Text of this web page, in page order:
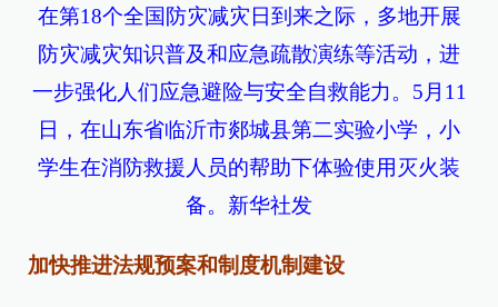
在第18个全国防灾减灾日到来之际，多地开展
防灾减灾知识普及和应急疏散演练等活动，进
一步强化人们应急避险与安全自救能力。5月11
日，在山东省临沂市郯城县第二实验小学，小
学生在消防救援人员的帮助下体验使用灭火装
备。新华社发
加快推进法规预案和制度机制建设